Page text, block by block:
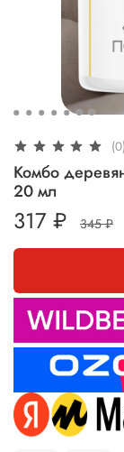
(0)
Комбо
20 мл
317 ₽ 345 ₽